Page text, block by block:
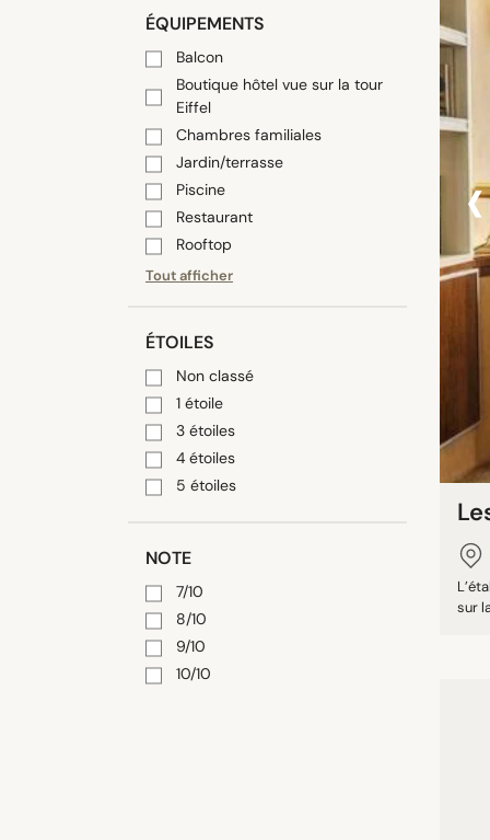
ÉQUIPEMENTS
Balcon
Boutique hôtel vue sur la tour
Eiffel
Chambres familiales
Jardin/terrasse
Piscine
Restaurant
Rooftop
Tout afficher
ÉTOILES
Non classé
1 étoile
3 étoiles
4 étoiles
5 étoiles
NOTE
7/10
8/10
9/10
10/10
‹
sur